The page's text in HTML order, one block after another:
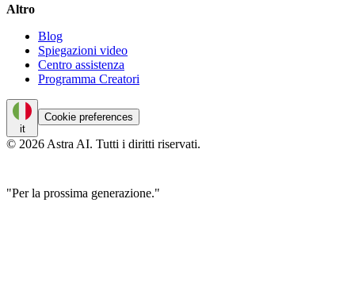
Altro
Blog
Spiegazioni video
Centro assistenza
Programma Creatori
it
Cookie preferences
© 2026 Astra AI. Tutti i diritti riservati.
"Per la prossima generazione."